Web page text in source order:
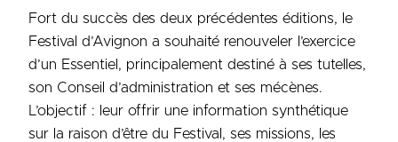
Fort du succès des deux précédentes éditions, le
Festival d’Avignon a souhaité renouveler l’exercice
d’un Essentiel, principalement destiné à ses tutelles,
son Conseil d’administration et ses mécènes.
L’objectif : leur offrir une information synthétique
sur la raison d’être du Festival, ses missions, les